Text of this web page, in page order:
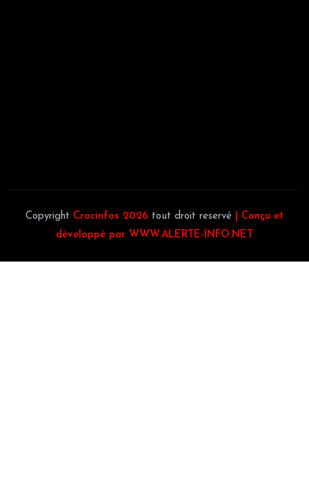
Copyright Crocinfos 2026 tout droit reservé
| Conçu et
développé par WWW.ALERTE-INFO.NET